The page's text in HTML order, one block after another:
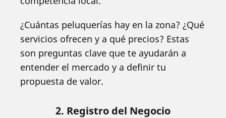
¿Cuántas peluquerías hay en la zona? ¿Qué
servicios ofrecen y a qué precios? Estas
son preguntas clave que te ayudarán a
entender el mercado y a definir tu
propuesta de valor.
2. Registro del Negocio